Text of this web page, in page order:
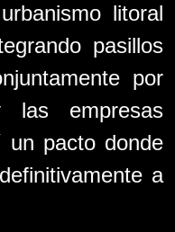
litoral
pasillos
por
las empresas
un pacto donde
a